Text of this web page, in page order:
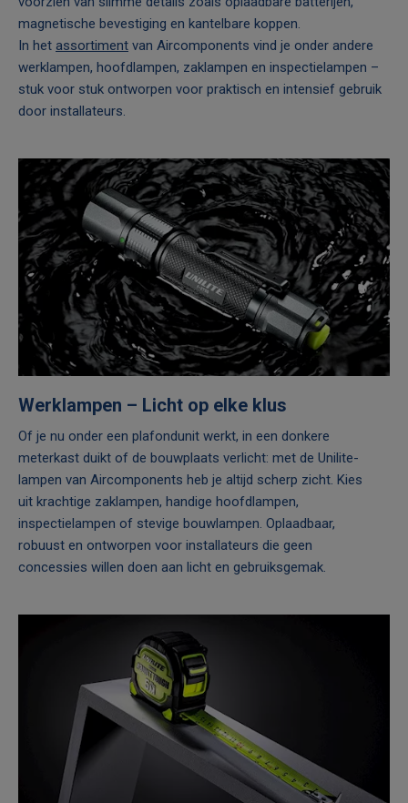
magnetische bevestiging en kantelbare koppen.
In het assortiment van Aircomponents vind je onder andere
werklampen, hoofdlampen, zaklampen en inspectielampen –
stuk voor stuk ontworpen voor praktisch en intensief gebruik
door installateurs.
Werklampen – Licht op elke klus
Of je nu onder een plafondunit werkt, in een donkere
meterkast duikt of de bouwplaats verlicht: met de Unilite-
lampen van Aircomponents heb je altijd scherp zicht. Kies
uit krachtige zaklampen, handige hoofdlampen,
inspectielampen of stevige bouwlampen. Oplaadbaar,
robuust en ontworpen voor installateurs die geen
concessies willen doen aan licht en gebruiksgemak.